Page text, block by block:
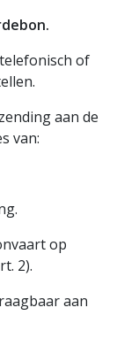
of
aan de
van:
op
2).
aan